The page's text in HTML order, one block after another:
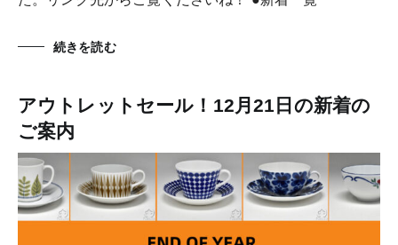
続きを読む
アウトレットセール！12月21日の新着の
ご案内